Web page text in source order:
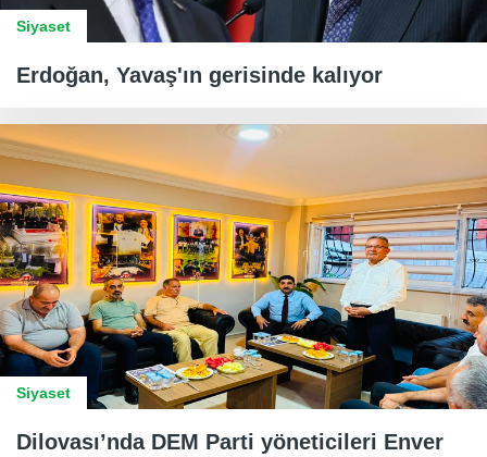
Siyaset
Erdoğan, Yavaş'ın gerisinde kalıyor
Siyaset
Dilovası’nda DEM Parti yöneticileri Enver